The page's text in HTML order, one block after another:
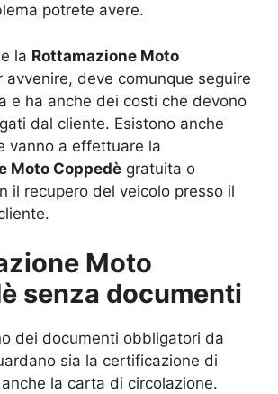
potrete avere.
la Rottamazione Moto
avvenire, deve comunque seguire
e ha anche dei costi che devono
dal cliente. Esistono anche
vanno a effettuare la
Moto Coppedè gratuita o
il recupero del veicolo presso il
Moto
senza documenti
dei documenti obbligatori da
sia la certificazione di
la carta di circolazione.